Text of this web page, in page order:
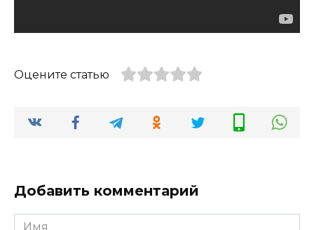
Оцените статью
Добавить комментарий
Имя